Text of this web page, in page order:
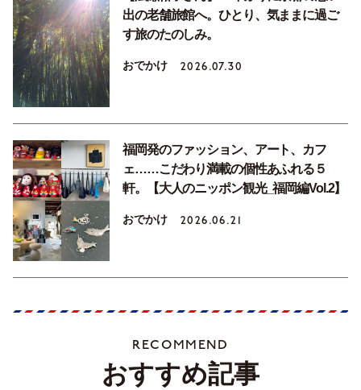
出の老舗旅館へ。ひとり、気ままに過ご
す旅のたのしみ。
おでかけ 2026.07.30
福岡発のファッション、アート、カフ
ェ……こだわり満載の個性あふれる５
軒。【大人のニッポン観光_福岡編Vol.2】
おでかけ 2026.06.21
RECOMMEND
おすすめ記事